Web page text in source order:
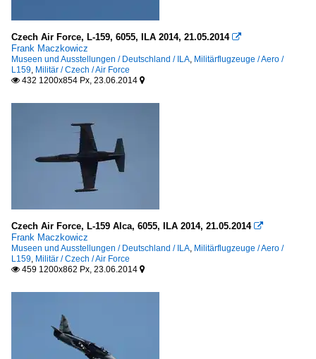
Czech Air Force, L-159, 6055, ILA 2014, 21.05.2014 
Frank Maczkowicz
Museen und Ausstellungen / Deutschland / ILA, Militärflugzeuge / Aero /
L159, Militär / Czech / Air Force
 432 1200x854 Px, 23.06.2014 
Czech Air Force, L-159 Alca, 6055, ILA 2014, 21.05.2014 
Frank Maczkowicz
Museen und Ausstellungen / Deutschland / ILA, Militärflugzeuge / Aero /
L159, Militär / Czech / Air Force
 459 1200x862 Px, 23.06.2014 